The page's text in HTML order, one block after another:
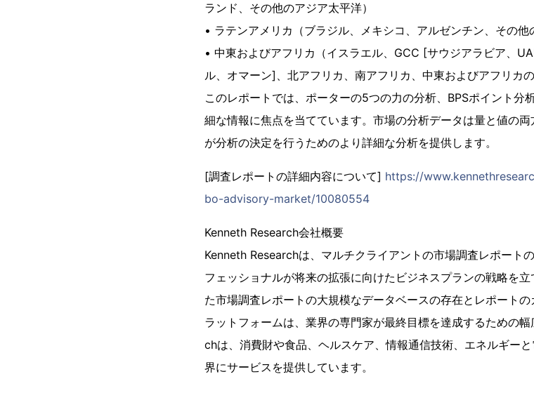
ランド、その他のアジア太平洋）
• ラテンアメリカ（ブラジル、メキシコ、アルゼンチン、その他
• 中東およびアフリカ（イスラエル、GCC [サウジアラビア、
ル、オマーン]、北アフリカ、南アフリカ、中東およびアフリカの
このレポートでは、ポーターの5つの力の分析、BPSポイント分
細な情報に焦点を当てています。市場の分析データは量と値の
が分析の決定を行うためのより詳細な分析を提供します。
[調査レポートの詳細内容について] https://
bo-advisory-market/10080554
Kenneth Research会社概要
Kenneth Researchは、マルチクライアントの市場調査レポート
フェッショナルが将来の拡張に向けたビジネスプランの戦略を
た市場調査レポートの大規模なデータベースの存在とレポート
ラットフォームは、業界の専門家が最終目標を達成するための
chは、消費財や食品、ヘルスケア、情報通信技術、エネルギー
界にサービスを提供しています。